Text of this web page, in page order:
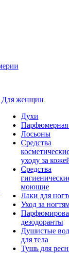
Для женщин
Духи
Парфюмерная
Лосьоны
Средства
уходу за
Средства
моющие
Лаки для
Уход за
дезодоранты
Душистые
для тела
Тушь для